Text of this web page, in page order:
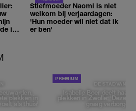
ik
Stiefmoeder Naomi is niet
welkom bij verjaardagen:
'Hun moeder wil niet dat ik
er ben'
plekken in
als thuis'
DE STAD VAN
Isabelle Boer deelt haar
plekken in Zwolle: 'Deze
graag verborgen'